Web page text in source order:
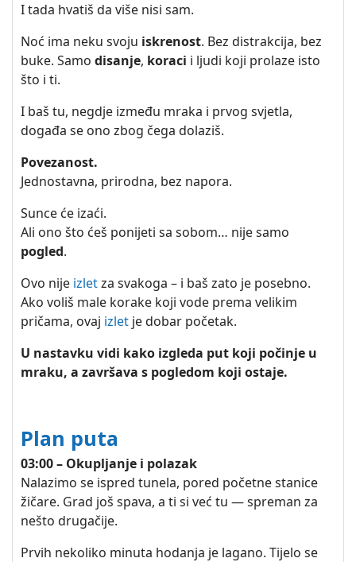
I tada hvatiš da više nisi sam.
Noć ima neku svoju iskrenost. Bez distrakcija, bez
buke. Samo disanje, koraci i ljudi koji prolaze isto
što i ti.
I baš tu, negdje između mraka i prvog svjetla,
događa se ono zbog čega dolaziš.
Povezanost.
Jednostavna, prirodna, bez napora.
Sunce će izaći.
Ali ono što ćeš ponijeti sa sobom… nije samo
pogled.
Ovo nije izletza svakoga – i baš zato je posebno.
Ako voliš male korake koji vode prema velikim
pričama, ovaj izlet je dobar početak.
U nastavku vidi kako izgleda put koji počinje u
mraku, a završava s pogledom koji ostaje.
Plan puta
03:00 – Okupljanje i polazak
Nalazimo se ispred tunela, pored početne stanice
žičare. Grad još spava, a ti si već tu — spreman za
nešto drugačije.
Prvih nekoliko minuta hodanja je lagano. Tijelo se